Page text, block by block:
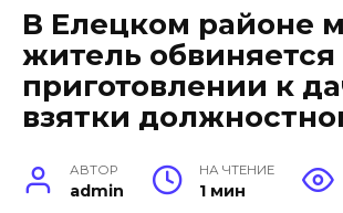
В Елецком районе
житель обвиняется
приготовлении к
взятки
АВТОР
admin
НА ЧТЕНИЕ
1 мин